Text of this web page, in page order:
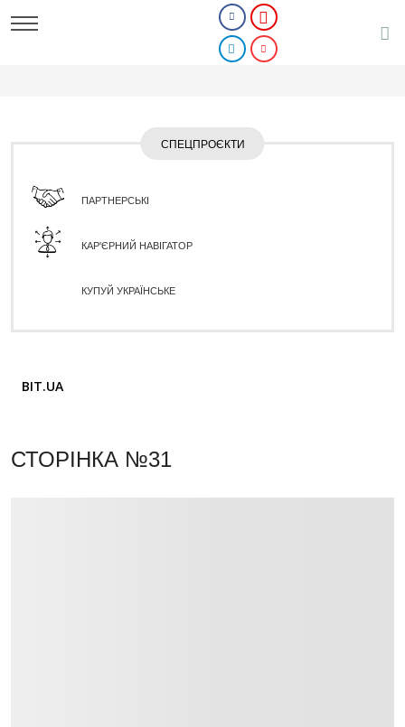
СПЕЦПРОЄКТИ
ПАРТНЕРСЬКІ
КАР'ЄРНИЙ НАВІГАТОР
КУПУЙ УКРАЇНСЬКЕ
BIT.UA
СТОРІНКА №31